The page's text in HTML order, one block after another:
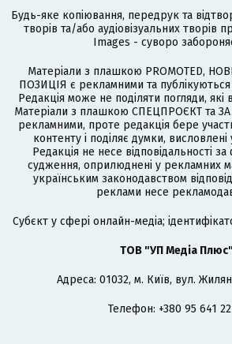
Будь-яке копіювання, передрук та
творів та/або аудіовізуальних творів
Images - суворо
Матеріали з плашкою PROMOTED,
ПОЗИЦІЯ є рекламними та
Редакція може не поділяти погляди,
Матеріали з плашкою СПЕЦПРОЄКТ та
рекламними, проте редакція бере
контенту і поділяє думки, висловлені
Редакція не несе відповідальності за
судження, оприлюднені у рекламних
українським законодавством
реклами несе
Cубєкт у сфері онлайн-медіа;
ТОВ "УП Медіа Плюс"
Адреса: 01032, м. Київ, вул.
Телефон: +380 95 641